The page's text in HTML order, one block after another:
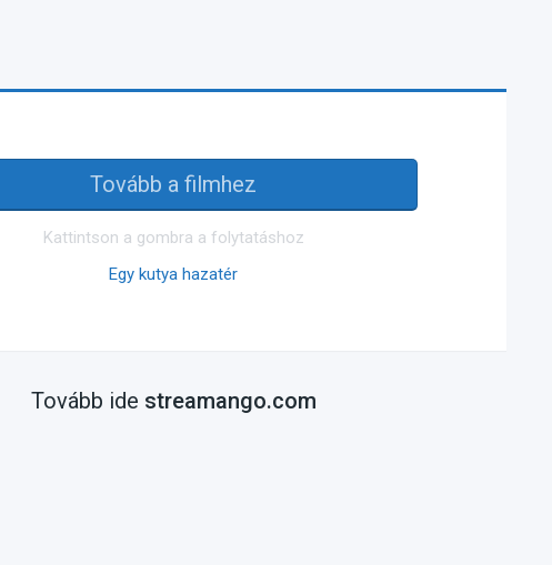
Tovább a filmhez
Kattintson a gombra a folytatáshoz
Egy kutya hazatér
Tovább ide streamango.com